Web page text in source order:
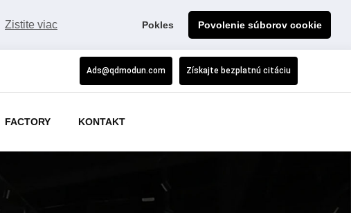
Zistite viac Pokles Povolenie súborov cookie
Ads@qdmodun.com Získajte bezplatnú citáciu
FACTORY KONTAKT